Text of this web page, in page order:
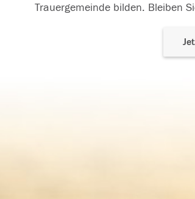
Trauergemeinde bilden. Bleiben